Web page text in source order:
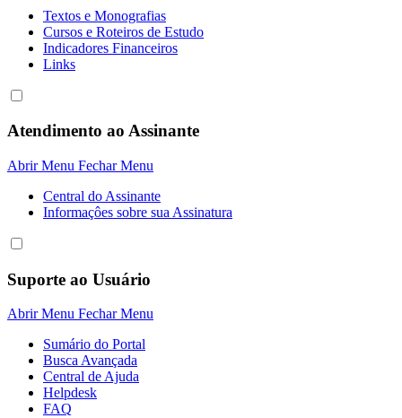
Textos e Monografias
Cursos e Roteiros de Estudo
Indicadores Financeiros
Links
Atendimento ao Assinante
Abrir Menu Fechar Menu
Central do Assinante
Informaçôes sobre sua Assinatura
Suporte ao Usuário
Abrir Menu Fechar Menu
Sumário do Portal
Busca Avançada
Central de Ajuda
Helpdesk
FAQ